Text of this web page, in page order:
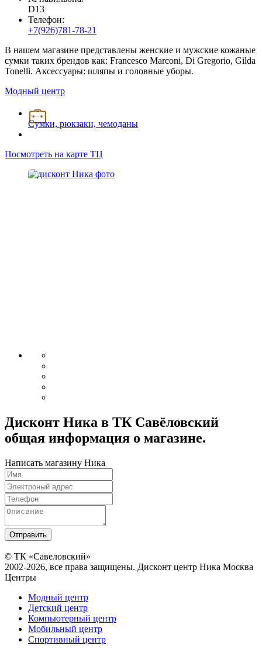
D13
Телефон:
+7(926)781-78-21
В нашем магазине представлены женские и мужские кожаные
сумки таких брендов как: Francesco Marconi, Di Gregorio, Gilda
Tonelli. Аксессуары: шляпы и головные уборы.
Модный центр
Сумки, рюкзаки, чемоданы
Посмотреть на карте ТЦ
Дисконт Ника в ТК Савёловский
общая информация о магазине.
Написать магазину Ника
© ТК «Савеловский»
2002-2026, все права защищены. Дисконт центр Ника Москва
Центры
Модный центр
Детский центр
Компьютерный центр
Мобильный центр
Спортивный центр